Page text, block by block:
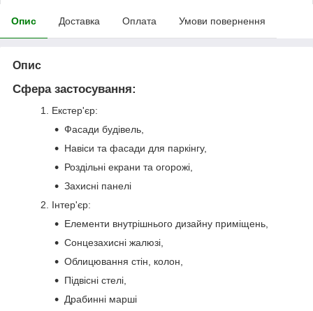
Опис Доставка Оплата Умови повернення
Опис
Сфера застосування:
1. Екстер'єр:
Фасади будівель,
Навіси та фасади для паркінгу,
Роздільні екрани та огорожі,
Захисні панелі
2. Інтер'єр:
Елементи внутрішнього дизайну приміщень,
Сонцезахисні жалюзі,
Облицювання стін, колон,
Підвісні стелі,
Драбинні марші